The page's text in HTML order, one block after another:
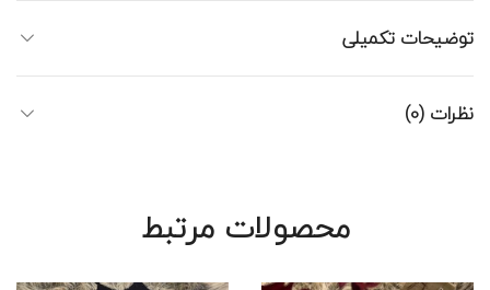
توضیحات تکمیلی
نظرات (0)
محصولات مرتبط